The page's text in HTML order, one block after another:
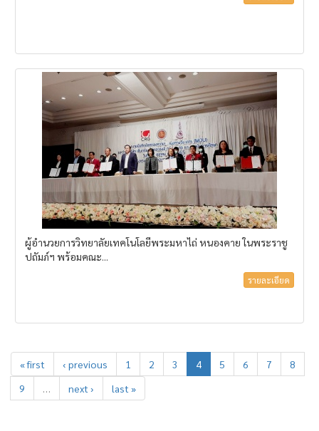
ผู้อำนวยการวิทยาลัยเทคโนโลยีพระมหาไถ่ หนองคาย ในพระราชู
ปถัมภ์ฯ พร้อมคณะ...
รายละเอียด
« first ‹ previous 1 2 3 4 5 6 7
8
9
… next › last »